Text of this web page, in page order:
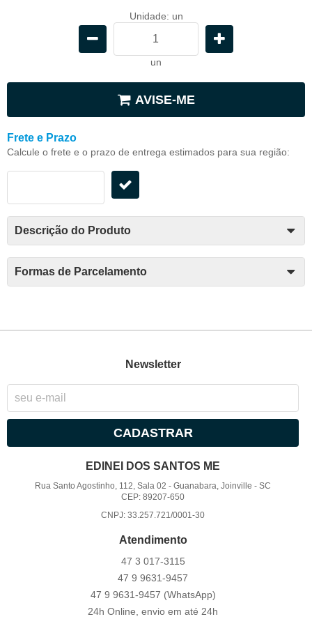
Unidade: un
un
AVISE-ME
Frete e Prazo
Calcule o frete e o prazo de entrega estimados para sua região:
Descrição do Produto
Formas de Parcelamento
Newsletter
CADASTRAR
EDINEI DOS SANTOS ME
Rua Santo Agostinho, 112, Sala 02 -Guanabara, Joinville -SC
CEP: 89207-650
CNPJ: 33.257.721/0001-30
Atendimento
47 3 017-3115
47 9 9631-9457
47 9 9631-9457 (WhatsApp)
24h Online, envio em até 24h